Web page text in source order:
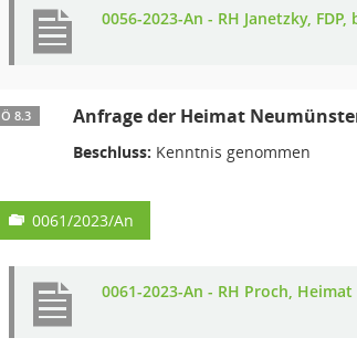
0056-2023-An - RH Janetzky,
Ö 8.3 Anfrage der Heimat
Beschluss: Kenntnis genommen
0061/2023/An
0061-2023-An - RH Proch,